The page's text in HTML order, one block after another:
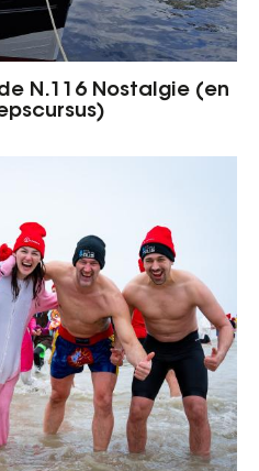
N.116 Nostalgie (en